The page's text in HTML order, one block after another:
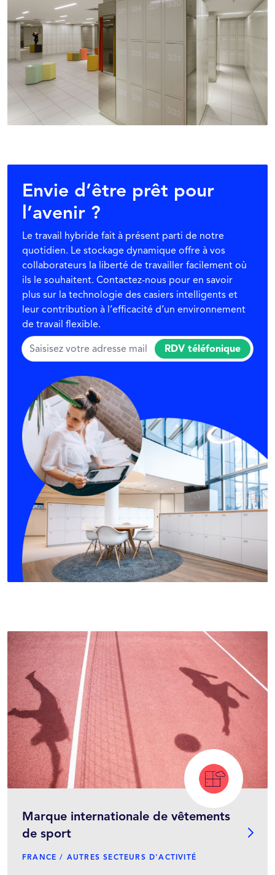
Envie d’être prêt pour
l’avenir ?
Le travail hybride fait à présent parti de notre
quotidien. Le stockage dynamique offre à vos
collaborateurs la liberté de travailler facilement où
ils le souhaitent. Contactez-nous pour en savoir
plus sur la technologie des casiers intelligents et
leur contribution à l’efficacité d’un environnement
de travail flexible.
RDV téléfonique
Marque internationale de vêtements
de sport
FRANCE / AUTRES SECTEURS D'ACTIVITÉ